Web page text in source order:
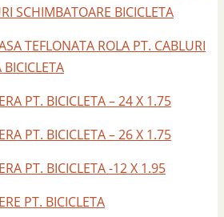
SCHIMBATOARE BICICLETA
TEFLONATA ROLA PT. CABLURI
BICICLETA
PT. BICICLETA – 24 X 1.75
PT. BICICLETA – 26 X 1.75
PT. BICICLETA -12 X 1.95
PT. BICICLETA